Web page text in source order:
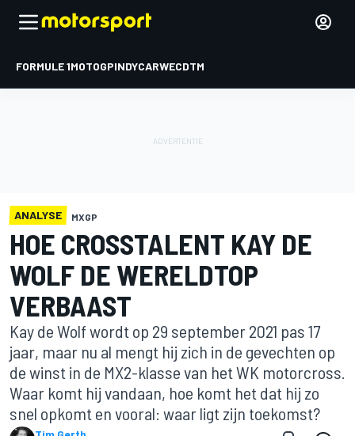
FORMULE 1MOTOGPINDYCARWECDTM
ANALYSE MXGP
HOE CROSSTALENT KAY DE
WOLF DE WERELDTOP
VERBAAST
Kay de Wolf wordt op 29 september 2021 pas 17
jaar, maar nu al mengt hij zich in de gevechten op
de winst in de MX2-klasse van het WK motorcross.
Waar komt hij vandaan, hoe komt het dat hij zo
snel opkomt en vooral: waar ligt zijn toekomst?